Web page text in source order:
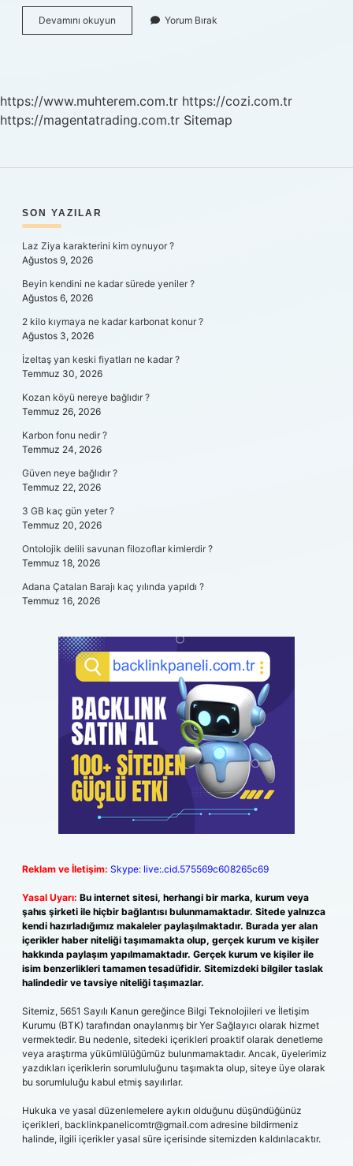
Devamını okuyun
Ülkeleri
Yorum Bırak
https://www.muhterem.com.tr https://cozi.com.tr
https://magentatrading.com.tr Sitemap
SIDEBAR
SON YAZILAR
Laz Ziya karakterini kim oynuyor ?
Ağustos 9, 2026
Beyin kendini ne kadar sürede yeniler ?
Ağustos 6, 2026
2 kilo kıymaya ne kadar karbonat konur ?
Ağustos 3, 2026
İzeltaş yan keski fiyatları ne kadar ?
Temmuz 30, 2026
Kozan köyü nereye bağlıdır ?
Temmuz 26, 2026
Karbon fonu nedir ?
Temmuz 24, 2026
Güven neye bağlıdır ?
Temmuz 22, 2026
3 GB kaç gün yeter ?
Temmuz 20, 2026
Ontolojik delili savunan filozoflar kimlerdir ?
Temmuz 18, 2026
Adana Çatalan Barajı kaç yılında yapıldı ?
Temmuz 16, 2026
Reklam ve İletişim: Skype: live:.cid.575569c608265c69
Yasal Uyarı: Bu internet sitesi, herhangi bir marka, kurum veya
şahıs şirketi ile hiçbir bağlantısı bulunmamaktadır. Sitede yalnızca
kendi hazırladığımız makaleler paylaşılmaktadır. Burada yer alan
içerikler haber niteliği taşımamakta olup, gerçek kurum ve kişiler
hakkında paylaşım yapılmamaktadır. Gerçek kurum ve kişiler ile
isim benzerlikleri tamamen tesadüfidir. Sitemizdeki bilgiler taslak
halindedir ve tavsiye niteliği taşımazlar.
Sitemiz, 5651 Sayılı Kanun gereğince Bilgi Teknolojileri ve İletişim
Kurumu (BTK) tarafından onaylanmış bir Yer Sağlayıcı olarak hizmet
vermektedir. Bu nedenle, sitedeki içerikleri proaktif olarak denetleme
veya araştırma yükümlülüğümüz bulunmamaktadır. Ancak, üyelerimiz
yazdıkları içeriklerin sorumluluğunu taşımakta olup, siteye üye olarak
bu sorumluluğu kabul etmiş sayılırlar.
Hukuka ve yasal düzenlemelere aykırı olduğunu düşündüğünüz
içerikleri, backlinkpanelicomtr@gmail.com adresine bildirmeniz
halinde, ilgili içerikler yasal süre içerisinde sitemizden kaldırılacaktır.